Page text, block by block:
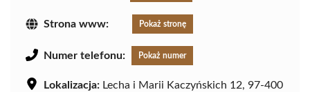
Strona www: Pokaż stronę
Numer telefonu: Pokaż numer
Lokalizacja: Lecha i Marii Kaczyńskich 12, 97-400